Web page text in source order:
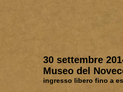
30 settembre
Museo del
ingresso libero fino a